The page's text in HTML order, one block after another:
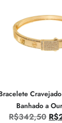
Banhado a
R$342,50 R$